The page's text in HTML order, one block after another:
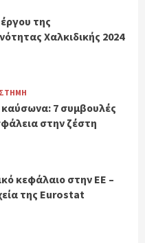
της
Χαλκιδικής 2024
7 συμβουλές
στην ζέστη
κεφάλαιο στην ΕΕ –
της Eurostat